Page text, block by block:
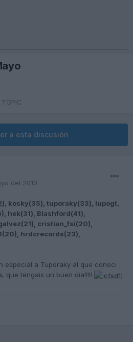
TOPIC
a esta discusión
del 2010
kosky(35), tuporaky(33), lupogt,
hek(31), Blashford(41),
cristian_fsi(20),
hrdcrecords(23),
especial a Tuporaky al que conoci
que tengais un buen dia!!!!!